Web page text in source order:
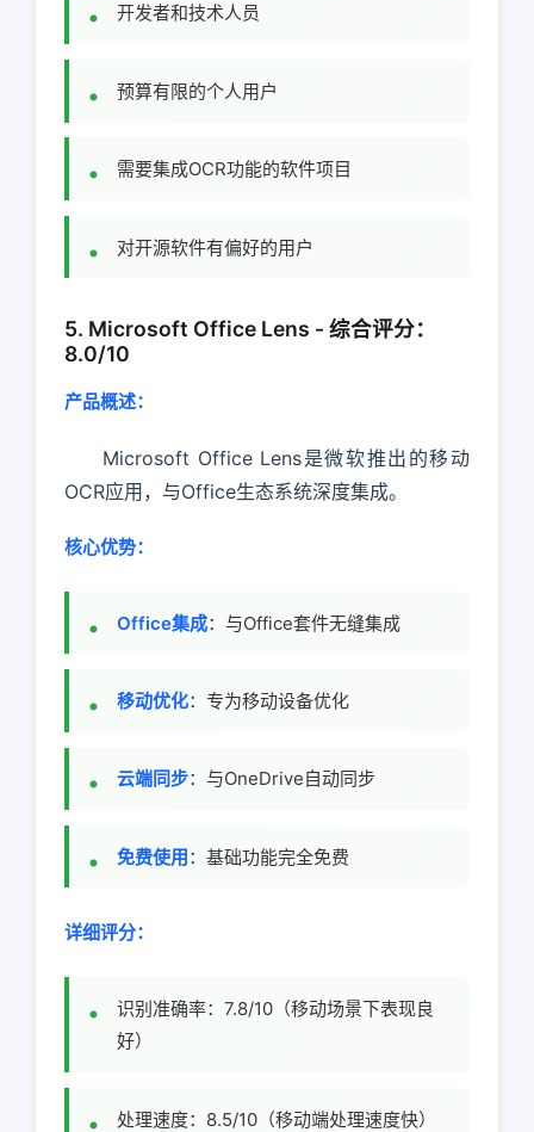
开发者和技术人员
预算有限的个人用户
需要集成OCR功能的软件项目
对开源软件有偏好的用户
5. Microsoft Office Lens - 综合评分：
8.0/10
产品概述：
Microsoft Office Lens是微软推出的移动
OCR应用，与Office生态系统深度集成。
核心优势：
Office集成：与Office套件无缝集成
移动优化：专为移动设备优化
云端同步：与OneDrive自动同步
免费使用：基础功能完全免费
详细评分：
识别准确率：7.8/10（移动场景下表现良
好）
处理速度：8.5/10（移动端处理速度快）